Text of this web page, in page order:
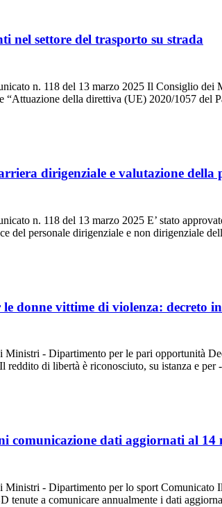
nel settore del trasporto su strada
n. 118 del 13 marzo 2025 Il Consiglio dei
“Attuazione della direttiva (UE) 2020/1057 del
dirigenziale e valutazione della
n. 118 del 13 marzo 2025 E’ stato
del personale dirigenziale e non dirigenziale
donne vittime di violenza: decreto
Ministri - Dipartimento per le pari opportunità
reddito di libertà è riconosciuto, su istanza e per -
comunicazione dati aggiornati al 14
Ministri - Dipartimento per lo sport
tenute a comunicare annualmente i dati